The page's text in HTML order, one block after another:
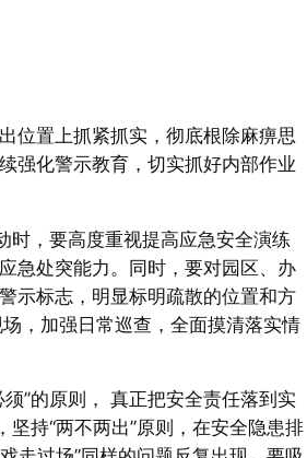
位置上抓紧抓实，彻底根除麻痹思
强化警示教育，切实抓好内部作业
时，要高度重视提高应急安全演练
急处突能力。同时，要对园区、办
示标志，明显标明疏散的位置和方
，加强日常巡查，全面摸清落实情
”的原则， 真正把安全责任落到实
持“两不两出”原则，在安全隐患排